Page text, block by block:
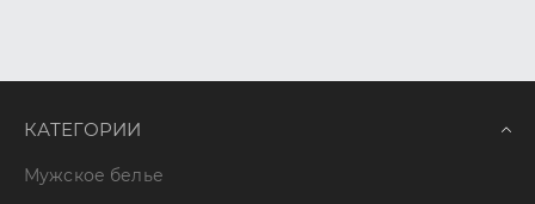
КАТЕГОРИИ
Мужское белье